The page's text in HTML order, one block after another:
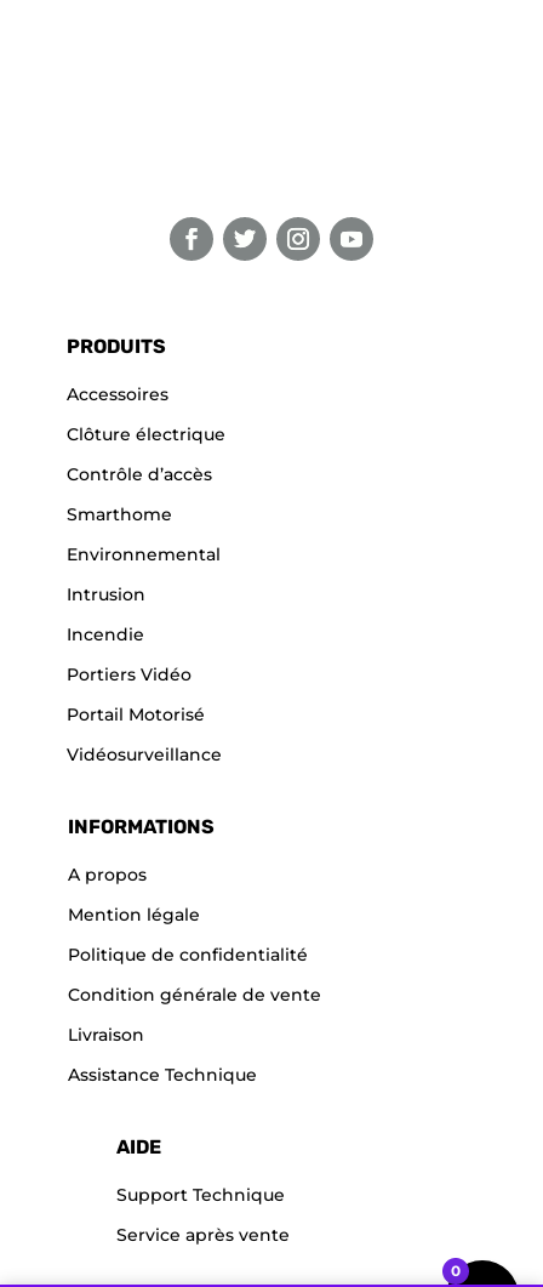
PRODUITS
Accessoires
Clôture électrique
Contrôle d’accès
Smarthome
Environnemental
Intrusion
Incendie
Portiers Vidéo
Portail Motorisé
Vidéosurveillance
INFORMATIONS
A propos
Mention légale
Politique de confidentialité
Condition générale de vente
Livraison
Assistance Technique
AIDE
Support Technique
Service après vente
0